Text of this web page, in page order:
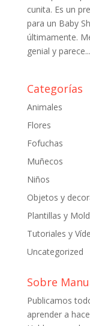
cunita. Es un
para un Baby
últimamente.
genial y parece...
Categorías
Animales
Flores
Fofuchas
Muñecos
Niños
Objetos y
Plantillas y
Tutoriales y
Uncategorized
Sobre
Publicamos
aprender a